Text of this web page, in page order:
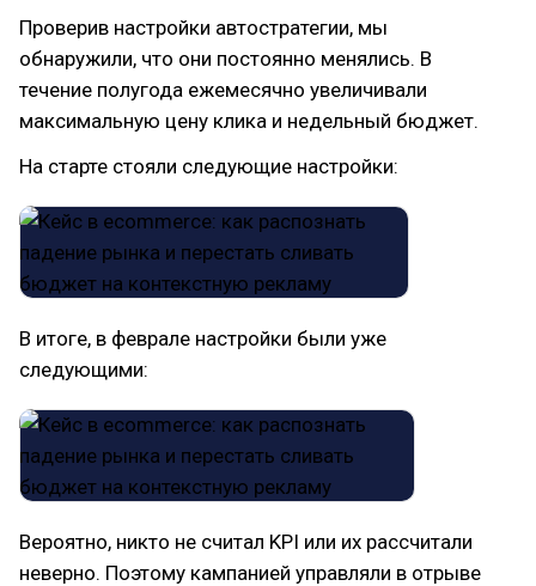
Проверив настройки автостратегии, мы
обнаружили, что они постоянно менялись. В
течение полугода ежемесячно увеличивали
максимальную цену клика и недельный бюджет.
На старте стояли следующие настройки:
В итоге, в феврале настройки были уже
следующими:
Вероятно, никто не считал KPI или их рассчитали
неверно. Поэтому кампанией управляли в отрыве